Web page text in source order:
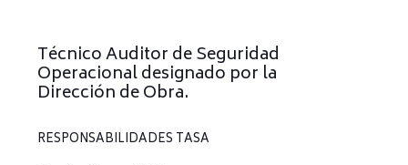
Técnico Auditor de Seguridad
Operacional designado por la
Dirección de Obra.
RESPONSABILIDADES TASA